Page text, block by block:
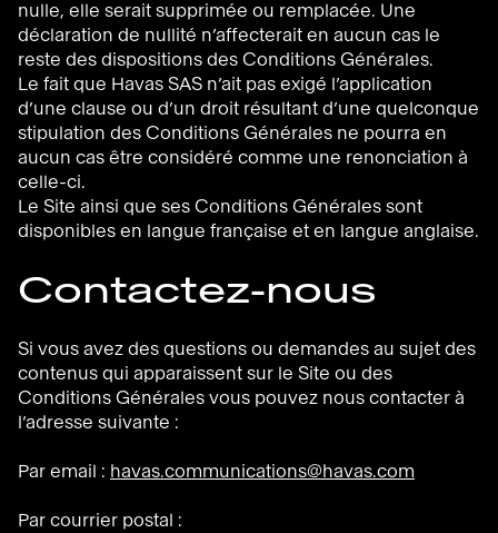
nulle, elle serait supprimée ou remplacée. Une
déclaration de nullité n’affecterait en aucun cas le
reste des dispositions des Conditions Générales.
Le fait que Havas SAS n’ait pas exigé l’application
d’une clause ou d’un droit résultant d’une quelconque
stipulation des Conditions Générales ne pourra en
aucun cas être considéré comme une renonciation à
celle-ci.
Le Site ainsi que ses Conditions Générales sont
disponibles en langue française et en langue anglaise.
Contactez-nous
Si vous avez des questions ou demandes au sujet des
contenus qui apparaissent sur le Site ou des
Conditions Générales vous pouvez nous contacter à
l’adresse suivante :
Par email : havas.communications@havas.com
Par courrier postal :